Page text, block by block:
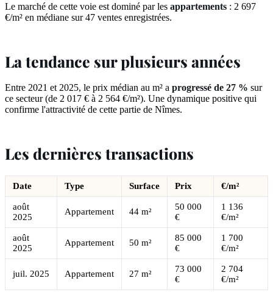
Le marché de cette voie est dominé par les appartements : 2 697
€/m² en médiane sur 47 ventes enregistrées.
La tendance sur plusieurs années
Entre 2021 et 2025, le prix médian au m² a progressé de 27 % sur
ce secteur (de 2 017 € à 2 564 €/m²). Une dynamique positive qui
confirme l'attractivité de cette partie de Nîmes.
Les dernières transactions
Date Type Surface Prix €/m²
août
2025
Appartement 44 m²
50 000
€
1 136
€/m²
août
2025
Appartement 50 m²
85 000
€
1 700
€/m²
juil. 2025 Appartement 27 m²
73 000
€
2 704
€/m²